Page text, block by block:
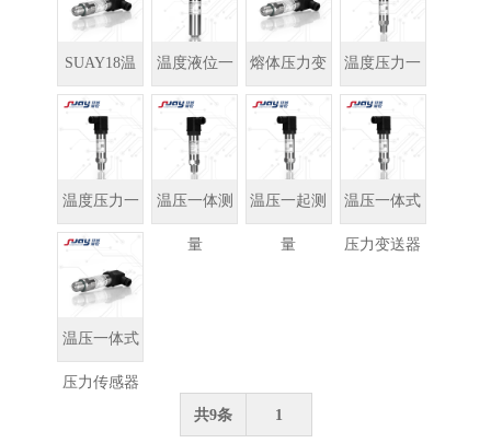
SUAY18温
压一体式变
送器
温度液位一
体式变送器
熔体压力变
送器
温度压力一
体变送器
温度压力一
体传感器
温压一体测
量
温压一起测
量
温压一体式
压力变送器
温压一体式
压力传感器
共9条 1